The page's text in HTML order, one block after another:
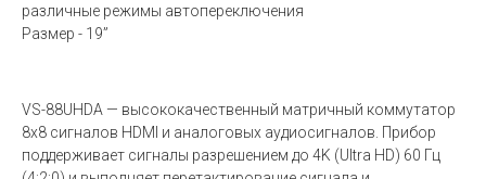
различные режимы автопереключения
Размер - 19”
VS-88UHDA — высококачественный матричный коммутатор
8х8 сигналов HDMI и аналоговых аудиосигналов. Прибор
поддерживает сигналы разрешением до 4K (Ultra HD) 60 Гц